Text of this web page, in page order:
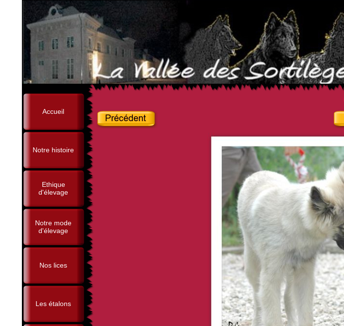
Accueil
Notre histoire
Ethique
d'élevage
Notre mode
d'élevage
Nos lices
Les étalons